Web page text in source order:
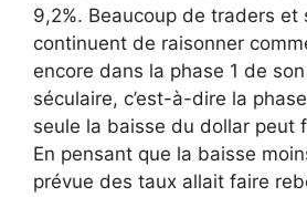
9,2%. Beaucoup de traders et
continuent de raisonner
encore dans la phase 1 de
séculaire, c’est-à-dire la
seule la baisse du dollar peut
En pensant que la baisse
prévue des taux allait faire